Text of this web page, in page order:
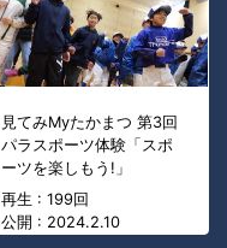
見てみMyたかまつ 第3回
パラスポーツ体験「スポ
ーツを楽しもう!」
再生 : 199回
公開 : 2024.2.10